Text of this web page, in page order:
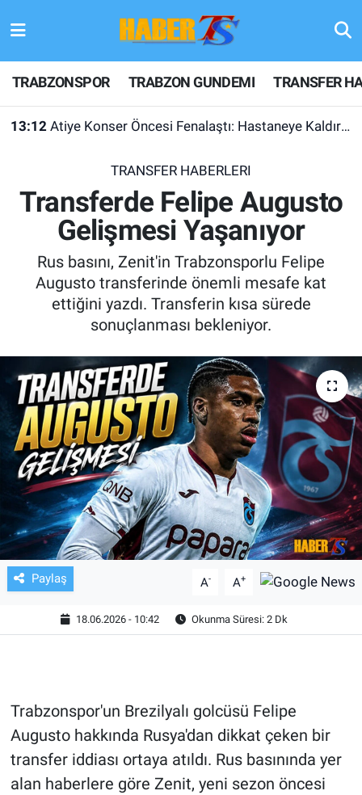
TRABZONSPOR TRABZON GUNDEMI TRANSFER
13:12 Atiye Konser Öncesi Fenalaştı: Hastaneye Kaldırıldı
TRANSFER HABERLERI
Transferde Felipe Augusto
Gelişmesi Yaşanıyor
Rus basını, Zenit'in Trabzonsporlu Felipe
Augusto transferinde önemli mesafe kat
ettiğini yazdı. Transferin kısa sürede
sonuçlanması bekleniyor.
Paylaş A- A+
18.06.2026 - 10:42 Okunma Süresi: 2 Dk
Trabzonspor'un Brezilyalı golcüsü Felipe
Augusto hakkında Rusya'dan dikkat çeken bir
transfer iddiası ortaya atıldı. Rus basınında yer
alan haberlere göre Zenit, yeni sezon öncesi
TRABZONSPOR
TRABZON GUNDEMI
KULİS MEYDANI
1461 TRABZON
FUTBOL
TV VE SİNEMA
BASKETBOL
SAĞLIK
GENEL
KÜLTÜR SANAT
EKONOMİ
ÇEVRE
HABERDE İNSAN
Hava Durumu
Trafik Durumu
Son Dakika Haberleri
Haber Arşivi